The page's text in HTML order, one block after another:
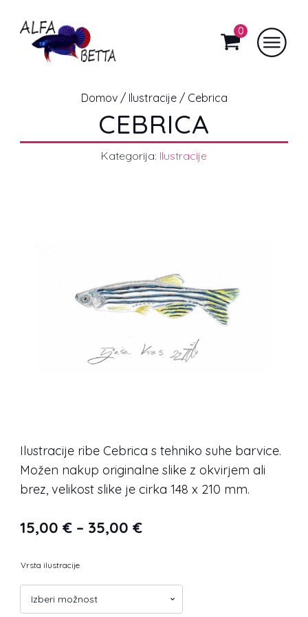
0
Domov/ Ilustracije/ Cebrica
CEBRICA
Kategorija: Ilustracije
Ilustracije ribe Cebrica s tehniko suhe barvice.
Možen nakup originalne slike z okvirjem ali
brez, velikost slike je cirka 148 x 210 mm.
15,00 € – 35,00 €Cenovni
15,00 €
Vrsta ilustracije